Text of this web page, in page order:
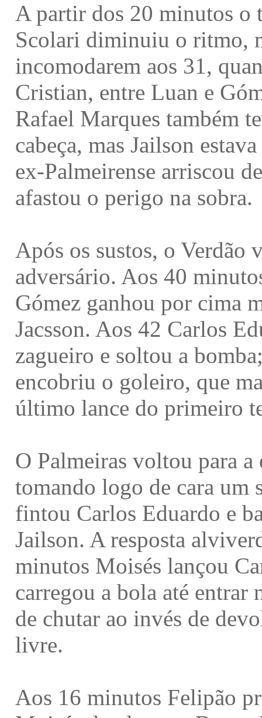
A partir dos 20 minutos
Scolari diminuiu o ritmo,
incomodarem aos 31,
Cristian, entre Luan e
Rafael Marques também
cabeça, mas Jailson
ex-Palmeirense arriscou
afastou o perigo na sobra.
Após os sustos, o
adversário. Aos 40
Gómez ganhou por cima
Jacsson. Aos 42 Carlos
zagueiro e soltou a
encobriu o goleiro, que
último lance do primeiro
O Palmeiras voltou para a
tomando logo de cara um
fintou Carlos Eduardo e
Jailson. A resposta
minutos Moisés lançou
carregou a bola até entrar
de chutar ao invés de
livre.
Aos 16 minutos Felipão